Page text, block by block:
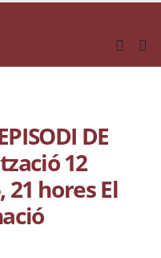
DE
12
21 hores El